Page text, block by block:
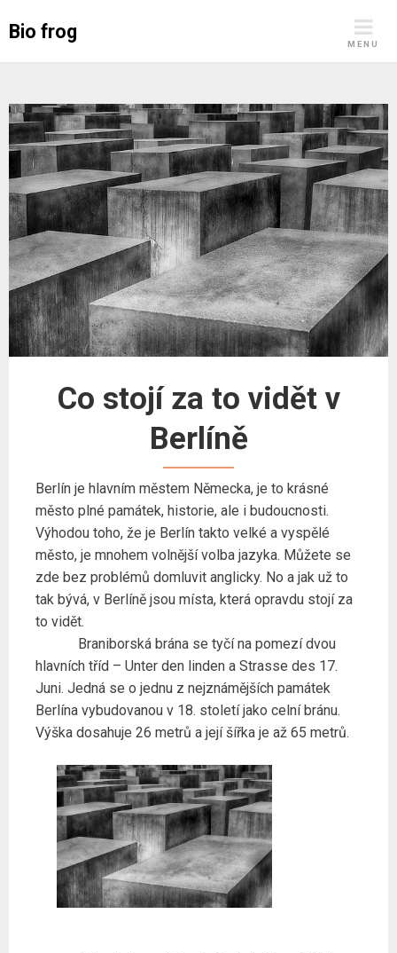
Bio frog
MENU
Co stojí za to vidět v
Berlíně
Berlín je hlavním městem Německa, je to krásné
město plné památek, historie, ale i budoucnosti.
Výhodou toho, že je Berlín takto velké a vyspělé
město, je mnohem volnější volba jazyka. Můžete se
zde bez problémů domluvit anglicky. No a jak už to
tak bývá, v Berlíně jsou místa, která opravdu stojí za
to vidět.
Braniborská brána se tyčí na pomezí dvou
hlavních tříd – Unter den linden a Strasse des 17.
Juni. Jedná se o jednu z nejznámějších památek
Berlína vybudovanou v 18. století jako celní bránu.
Výška dosahuje 26 metrů a její šířka je až 65 metrů.